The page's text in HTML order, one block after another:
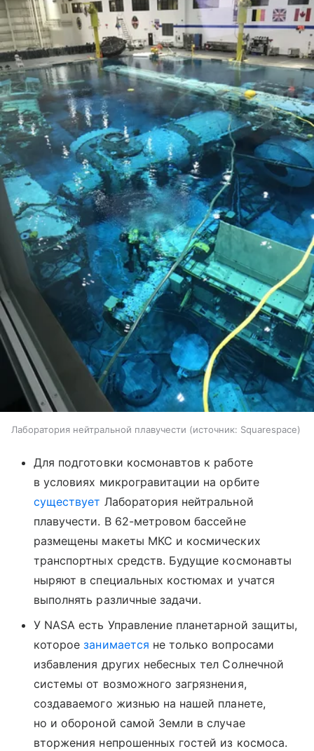
Лаборатория нейтральной плавучести источник: Squarespace
Для подготовки космонавтов к работе
в условиях микрогравитации на орбите
существует Лаборатория нейтральной
плавучести. В 62-метровом бассейне
размещены макеты МКС и космических
транспортных средств. Будущие космонавты
ныряют в специальных костюмах и учатся
выполнять различные задачи.
У NASA есть Управление планетарной защиты,
котороезанимается не только вопросами
избавления других небесных тел Солнечной
системы от возможного загрязнения,
создаваемого жизнью на нашей планете,
но и обороной самой Земли в случае
вторжения непрошенных гостей из космоса.